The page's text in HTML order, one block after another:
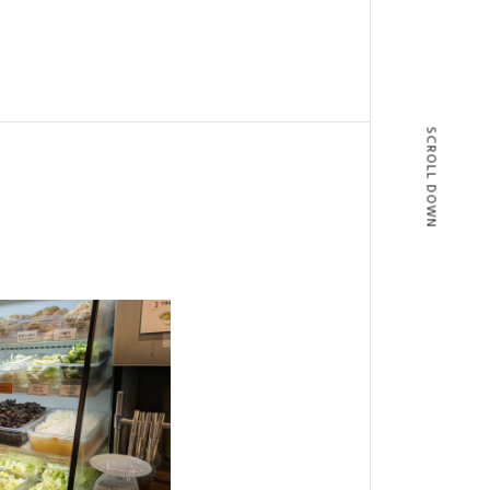
SCROLL DOWN
US